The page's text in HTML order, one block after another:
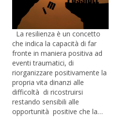
La resilienza è un concetto
che indica la capacità di far
fronte in maniera positiva ad
eventi traumatici, di
riorganizzare positivamente la
propria vita dinanzi alle
difficoltà di ricostruirsi
restando sensibili alle
opportunità positive che la…